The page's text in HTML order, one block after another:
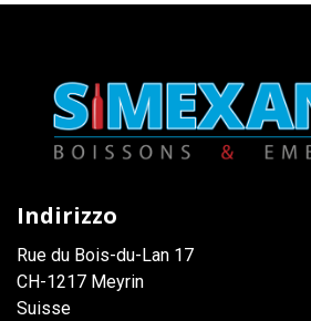
Indirizzo
Rue du Bois-du-Lan 17
CH-1217 Meyrin
Suisse